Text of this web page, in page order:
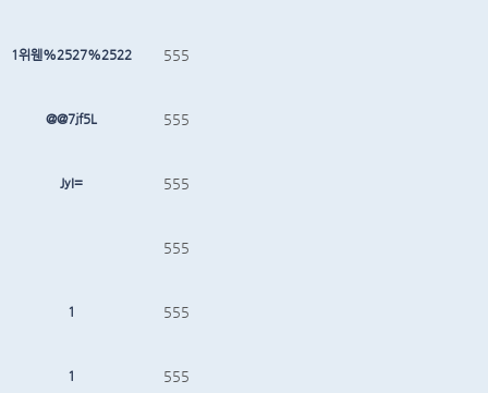
1위웬%2527%2522 555
@@7jf5L 555
JyI= 555
555
1 555
1 555